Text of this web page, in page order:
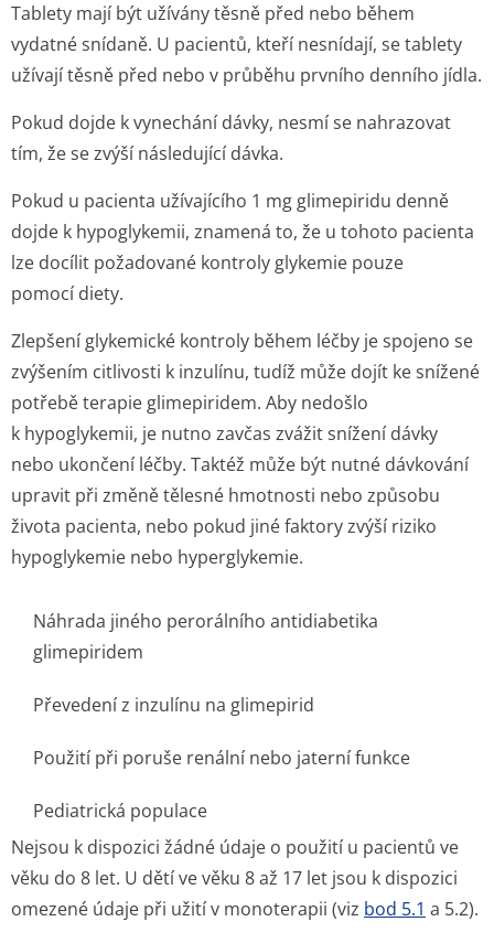
Tablety mají být užívány těsně před nebo během
vydatné snídaně. U pacientů, kteří nesnídají, se tablety
užívají těsně před nebo v průběhu prvního denního jídla.
Pokud dojde k vynechání dávky, nesmí se nahrazovat
tím, že se zvýší následující dávka.
Pokud u pacienta užívajícího 1 mg glimepiridu denně
dojde k hypoglykemii, znamená to, že u tohoto pacienta
lze docílit požadované kontroly glykemie pouze
pomocí diety.
Zlepšení glykemické kontroly během léčby je spojeno se
zvýšením citlivosti k inzulínu, tudíž může dojít ke snížené
potřebě terapie glimepiridem. Aby nedošlo
k hypoglykemii, je nutno zavčas zvážit snížení dávky
nebo ukončení léčby. Taktéž může být nutné dávkování
upravit při změně tělesné hmotnosti nebo způsobu
života pacienta, nebo pokud jiné faktory zvýší riziko
hypoglykemie nebo hyperglykemie.
Náhrada jiného perorálního antidiabetika
glimepiridem
Převedení z inzulínu na glimepirid
Použití při poruše renální nebo jaterní funkce
Pediatrická populace
Nejsou k dispozici žádné údaje o použití u pacientů ve
věku do 8 let. U dětí ve věku 8 až 17 let jsou k dispozici
omezené údaje při užití v monoterapii (viz bod 5.1 a 5.2).